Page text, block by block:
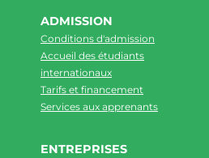
ADMISSION
Conditions d'admission
Accueil des étudiants
internationaux
Tarifs et financement
Services aux apprenants
ENTREPRISES